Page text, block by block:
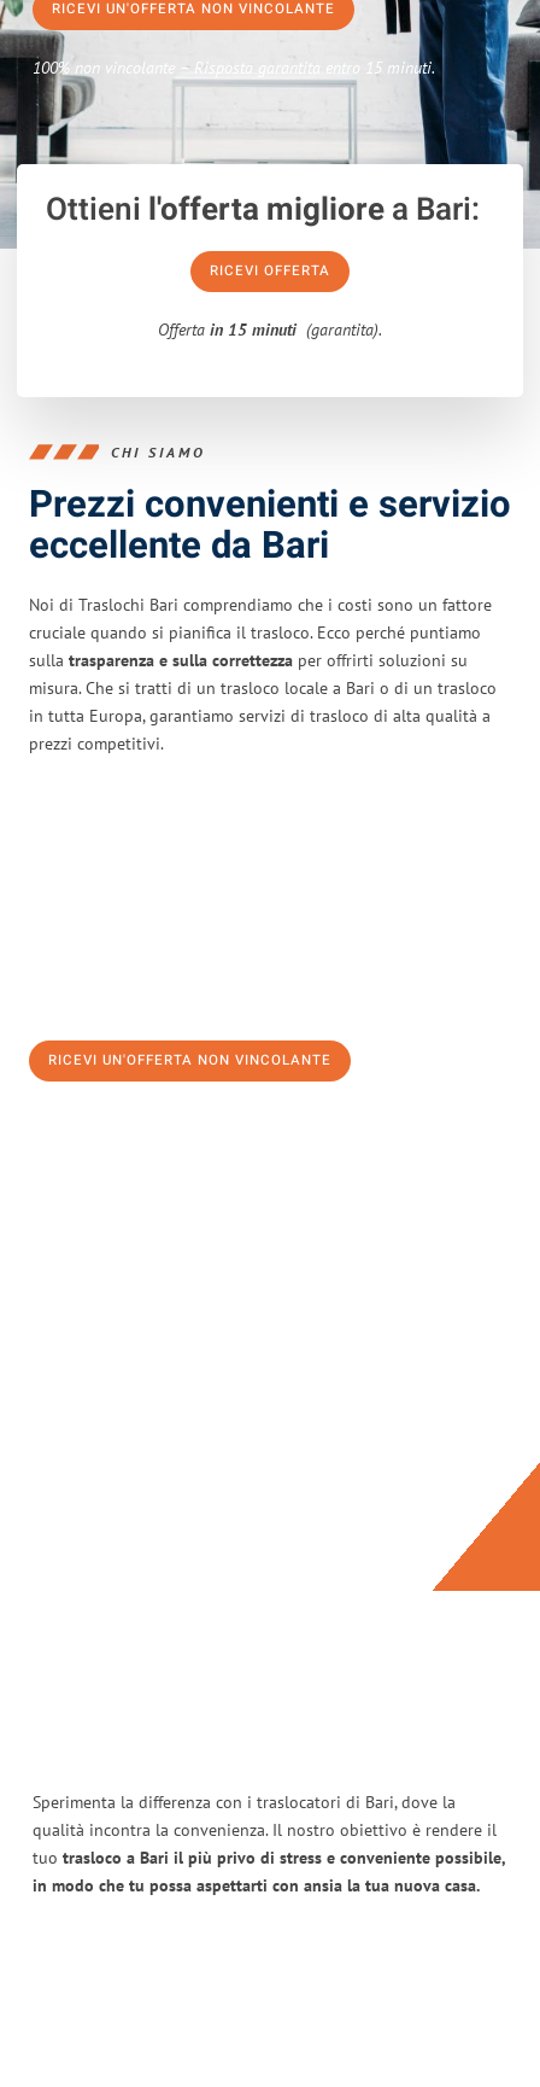
RICEVI UN'OFFERTA NON VINCOLANTE
100% non vincolante – Risposta garantita entro 15 minuti.
Ottieni l'offerta migliorea Bari:
RICEVI OFFERTA
Offerta in 15 minuti (garantita).
CHI SIAMO
Prezzi convenienti e servizio
eccellente da Bari
Noi di Traslochi Bari comprendiamo che i costi sono un fattore
cruciale quando si pianifica il trasloco. Ecco perché puntiamo
sulla trasparenza e sulla correttezza per offrirti soluzioni su
misura. Che si tratti di un trasloco locale a Bari o di un trasloco
in tutta Europa, garantiamo servizi di trasloco di alta qualità a
prezzi competitivi.
RICEVI UN'OFFERTA NON VINCOLANTE
Sperimenta la differenza con i traslocatori di Bari, dove la
qualità incontra la convenienza. Il nostro obiettivo è rendere il
tuo trasloco a Bari il più privo di stress e conveniente possibile,
in modo che tu possa aspettarti con ansia la tua nuova casa.